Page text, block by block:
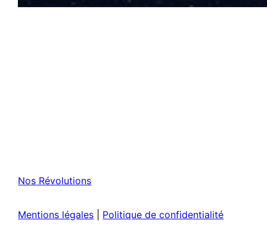
Nos Révolutions
Mentions légales Politique de confidentialité